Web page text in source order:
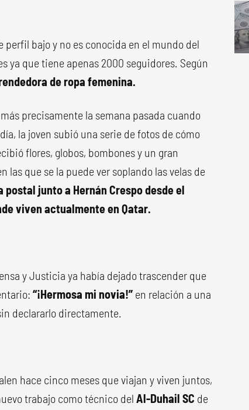
perfil bajo y no es conocida en el mundo del
ya que tiene apenas 2000 seguidores. Según
de ropa femenina.
precisamente la semana pasada cuando
la joven subió una serie de fotos de cómo
flores, globos, bombones y un gran
las que se la puede ver soplando las velas de
junto a Hernán Crespo desde el
viven actualmente en Qatar.
y Justicia ya había dejado trascender que
“¡Hermosa mi novia!” en relación a una
declararlo directamente.
hace cinco meses que viajan y viven juntos,
trabajo como técnico del Al-Duhail SC de